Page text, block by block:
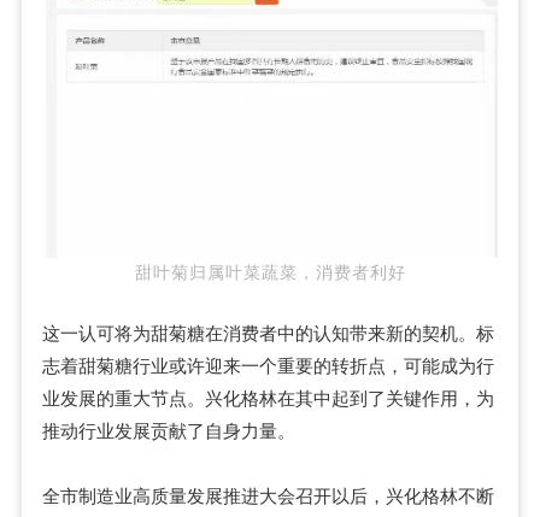
甜叶菊归属叶菜蔬菜，消费者利好
这一认可将为甜菊糖在消费者中的认知带来新的契机。标
志着甜菊糖行业或许迎来一个重要的转折点，可能成为行
业发展的重大节点。兴化格林在其中起到了关键作用，为
推动行业发展贡献了自身力量。
全市制造业高质量发展推进大会召开以后，兴化格林不断